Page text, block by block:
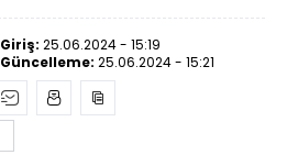
Giriş: 25.06.2024 - 15:19
Güncelleme: 25.06.2024 - 15:21